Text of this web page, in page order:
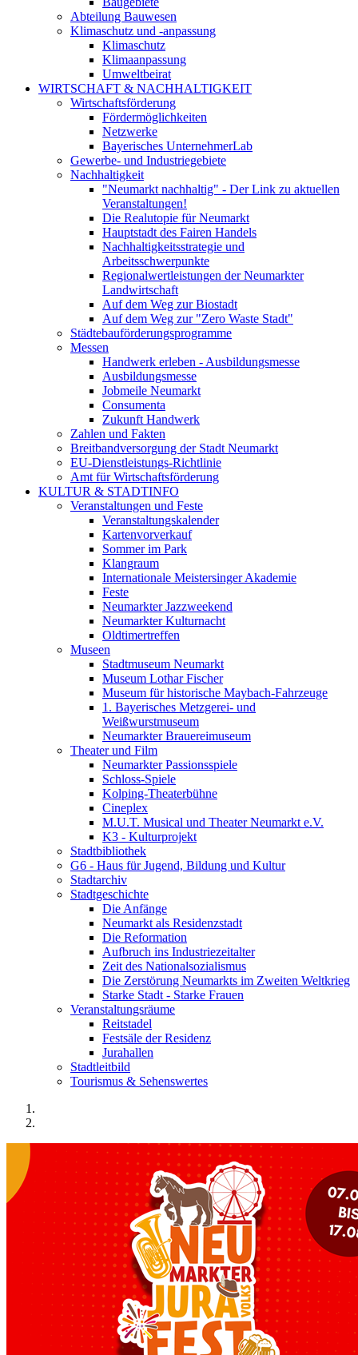
Abteilung Bauwesen
Klimaschutz und -anpassung
Klimaschutz
Klimaanpassung
Umweltbeirat
WIRTSCHAFT & NACHHALTIGKEIT
Wirtschaftsförderung
Fördermöglichkeiten
Netzwerke
Bayerisches UnternehmerLab
Gewerbe- und Industriegebiete
Nachhaltigkeit
"Neumarkt nachhaltig" - Der Link zu aktuellen
Veranstaltungen!
Die Realutopie für Neumarkt
Hauptstadt des Fairen Handels
Nachhaltigkeitsstrategie und
Arbeitsschwerpunkte
Regionalwertleistungen der Neumarkter
Landwirtschaft
Auf dem Weg zur Biostadt
Auf dem Weg zur "Zero Waste Stadt"
Städtebauförderungsprogramme
Messen
Handwerk erleben - Ausbildungsmesse
Ausbildungsmesse
Jobmeile Neumarkt
Consumenta
Zukunft Handwerk
Zahlen und Fakten
Breitbandversorgung der Stadt Neumarkt
EU-Dienstleistungs-Richtlinie
Amt für Wirtschaftsförderung
KULTUR & STADTINFO
Veranstaltungen und Feste
Veranstaltungskalender
Kartenvorverkauf
Sommer im Park
Klangraum
Internationale Meistersinger Akademie
Feste
Neumarkter Jazzweekend
Neumarkter Kulturnacht
Oldtimertreffen
Museen
Stadtmuseum Neumarkt
Museum Lothar Fischer
Museum für historische Maybach-Fahrzeuge
1. Bayerisches Metzgerei- und
Weißwurstmuseum
Neumarkter Brauereimuseum
Theater und Film
Neumarkter Passionsspiele
Schloss-Spiele
Kolping-Theaterbühne
Cineplex
M.U.T. Musical und Theater Neumarkt e.V.
K3 - Kulturprojekt
Stadtbibliothek
G6 - Haus für Jugend, Bildung und Kultur
Stadtarchiv
Stadtgeschichte
Die Anfänge
Neumarkt als Residenzstadt
Die Reformation
Aufbruch ins Industriezeitalter
Zeit des Nationalsozialismus
Die Zerstörung Neumarkts im Zweiten Weltkrieg
Starke Stadt - Starke Frauen
Veranstaltungsräume
Reitstadel
Festsäle der Residenz
Jurahallen
Stadtleitbild
Tourismus & Sehenswertes